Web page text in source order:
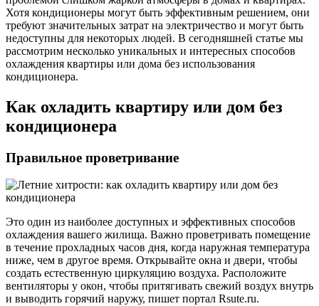
Хотя кондиционеры могут быть эффективным решением, они
требуют значительных затрат на электричество и могут быть
недоступны для некоторых людей. В сегодняшней статье мы
рассмотрим несколько уникальных и интересных способов
охлаждения квартиры или дома без использования
кондиционера.
Как охладить квартиру или дом без
кондиционера
Правильное проветривание
Это один из наиболее доступных и эффективных способов
охлаждения вашего жилища. Важно проветривать помещение
в течение прохладных часов дня, когда наружная температура
ниже, чем в другое время. Открывайте окна и двери, чтобы
создать естественную циркуляцию воздуха. Расположите
вентиляторы у окон, чтобы притягивать свежий воздух внутрь
и выводить горячий наружу, пишет портал Rsute.ru.